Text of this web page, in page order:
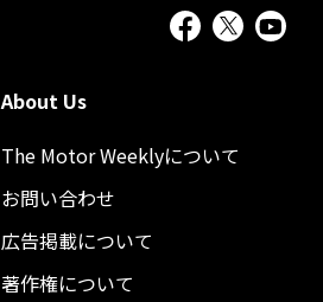
About Us
The Motor Weeklyについて
お問い合わせ
広告掲載について
著作権について